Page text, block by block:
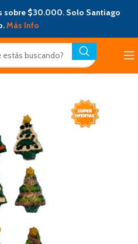
sobre $30.000. Solo Santiago
Más Info